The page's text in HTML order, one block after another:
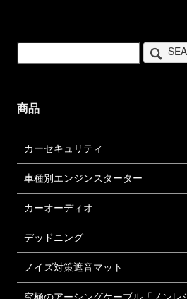
商品
カーセキュリティ
車種別エンジンスターター
カーオーディオ
デッドニング
ノイズ対策遮音マット